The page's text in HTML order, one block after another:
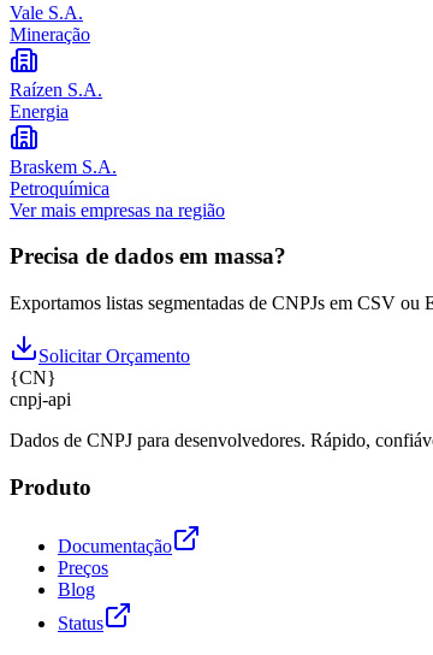
Vale S.A.
Mineração
Raízen S.A.
Energia
Braskem S.A.
Petroquímica
Ver mais empresas na região
Precisa de dados em massa?
Exportamos listas segmentadas de CNPJs em CSV
Solicitar Orçamento
{CN}
cnpj-api
Dados de CNPJ para desenvolvedores. Rápido,
Produto
Documentação
Preços
Blog
Status